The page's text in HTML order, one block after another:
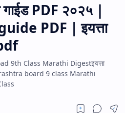
गाईड PDF २०२५ |
PDF | इयत्ता
9th Class Marathi Digestइयत्ता
board 9 class Marathi